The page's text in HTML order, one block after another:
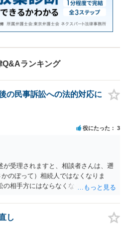
Q&Aランキング
の民事訴訟への法的対応に
役にたった 3
受理されますと、相談者さんは、遡
のぼって）相続人ではなくなりま
の相手方にはならなくなるので（明け
ピーを答弁書に添えて裁判所に提出
請求棄却を求める答弁書を提出すれ
ありません。その日は差支え（用事
し